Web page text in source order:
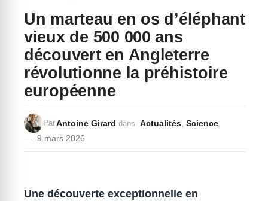
Un marteau en os d’éléphant
vieux de 500 000 ans
découvert en Angleterre
révolutionne la préhistoire
européenne
9 mars 2026
ParAntoine Girard dans Actualités Science
Une découverte exceptionnelle en